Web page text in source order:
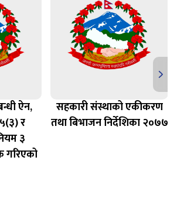
ऐन,
र
३
गरिएको
सहकारी संस्थाको एकीकरण
तथा बिभाजन निर्देशिका २०७७